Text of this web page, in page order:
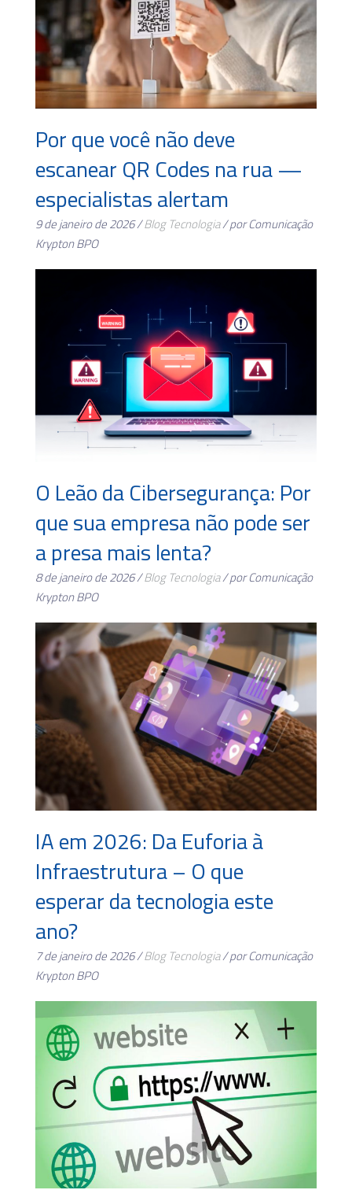
Por que você não deve
escanear QR Codes na rua —
especialistas alertam
9 de janeiro de 2026 /Blog Tecnologia/ por Comunicação
Krypton BPO
O Leão da Cibersegurança: Por
que sua empresa não pode ser
a presa mais lenta?
8 de janeiro de 2026 /Blog Tecnologia/ por Comunicação
Krypton BPO
IA em 2026: Da Euforia à
Infraestrutura – O que
esperar da tecnologia este
ano?
7 de janeiro de 2026 /Blog Tecnologia/ por Comunicação
Krypton BPO